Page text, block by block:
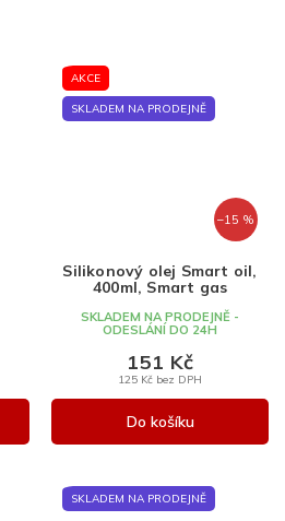
AKCE
SKLADEM NA PRODEJNĚ
–15 %
Silikonový olej Smart oil,
400ml, Smart gas
SKLADEM NA PRODEJNĚ -
ODESLÁNÍ DO 24H
125 Kč bez DPH
151 Kč
Do košíku
SKLADEM NA PRODEJNĚ